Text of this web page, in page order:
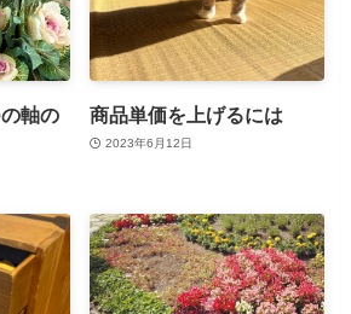
軸の
商品単価を上げるには
2023年6月12日